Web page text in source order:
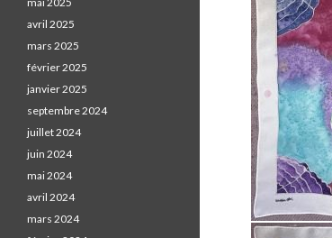
avril 2025
mars 2025
février 2025
janvier 2025
septembre 2024
juillet 2024
juin 2024
mai 2024
avril 2024
mars 2024